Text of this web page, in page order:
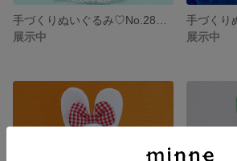
展示中
手づくり
展示中